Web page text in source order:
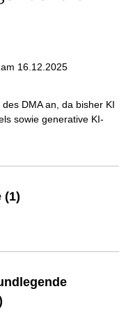
am 16.12.2025
DMA an, da bisher KI
sowie generative KI-
(1)